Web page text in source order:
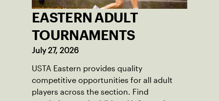
EASTERN ADULT
TOURNAMENTS
July 27, 2026
USTA Eastern provides quality
competitive opportunities for all adult
players across the section. Find